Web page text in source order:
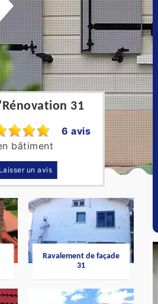
31
6 avis
bâtiment
Laisser un avis
Ravalement de façade
31